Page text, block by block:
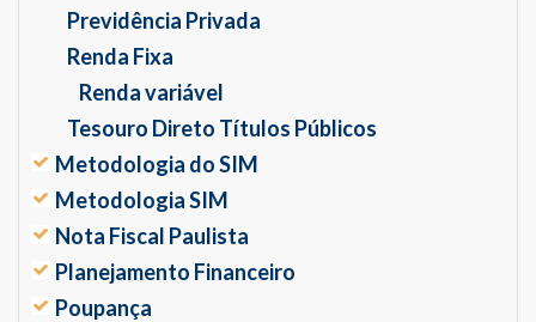
Previdência Privada
Renda Fixa
Renda variável
Tesouro Direto Títulos Públicos
Metodologia do SIM
Metodologia SIM
Nota Fiscal Paulista
Planejamento Financeiro
Poupança